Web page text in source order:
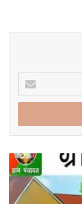
Enter
your
Email
इंदापुरातील
58
ग्रामपंचायतींवर
महिलाराज